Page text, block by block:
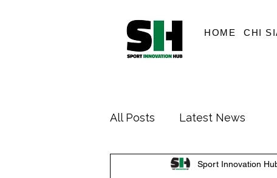
HOME CHI
All Posts Latest News
Sport Innovation